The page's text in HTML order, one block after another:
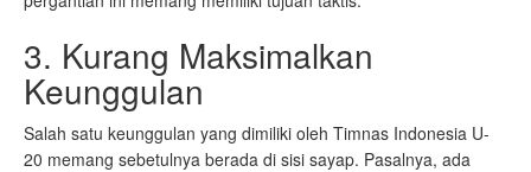
3. Kurang Maksimalkan
Keunggulan
Salah satu keunggulan yang dimiliki oleh Timnas Indonesia U-
20 memang sebetulnya berada di sisi sayap. Pasalnya, ada